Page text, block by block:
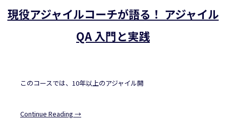
現役アジャイルコーチが語る！ アジャイル
QA 入門と実践
このコースでは、10年以上のアジャイル開
Continue Reading →